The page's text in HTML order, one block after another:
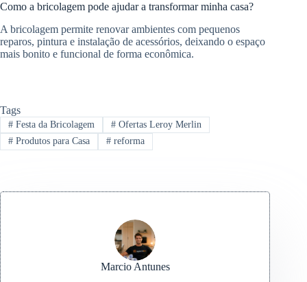
Como a bricolagem pode ajudar a transformar minha casa?
A bricolagem permite renovar ambientes com pequenos
reparos, pintura e instalação de acessórios, deixando o espaço
mais bonito e funcional de forma econômica.
Tags
#Festa da Bricolagem #Ofertas Leroy Merlin
#Produtos para Casa #reforma
Marcio Antunes